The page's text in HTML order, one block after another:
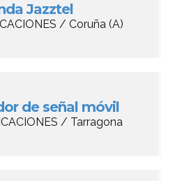
Jazztel
/ Coruña (A)
de señal móvil
/ Tarragona